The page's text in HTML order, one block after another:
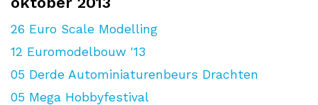
26 Euro Scale Modelling
12 Euromodelbouw '13
05 Derde Autominiaturenbeurs Drachten
05 Mega Hobbyfestival